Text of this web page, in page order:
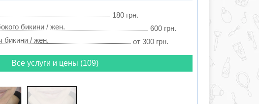
180 грн.
бикини / жен.
600 грн.
бикини / жен.
от 300 грн.
Все услуги и цены (109)